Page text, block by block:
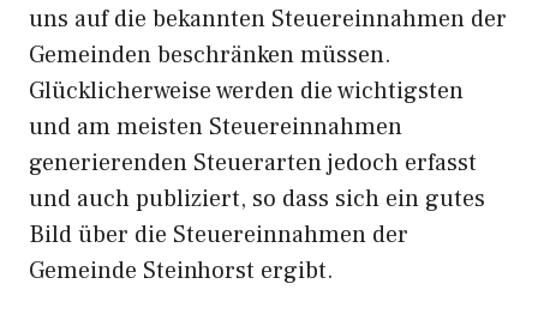
uns auf die bekannten Steuereinnahmen der
Gemeinden beschränken müssen.
Glücklicherweise werden die wichtigsten
und am meisten Steuereinnahmen
generierenden Steuerarten jedoch erfasst
und auch publiziert, so dass sich ein gutes
Bild über die Steuereinnahmen der
Gemeinde Steinhorst ergibt.